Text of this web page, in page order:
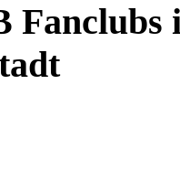
Fanclubs